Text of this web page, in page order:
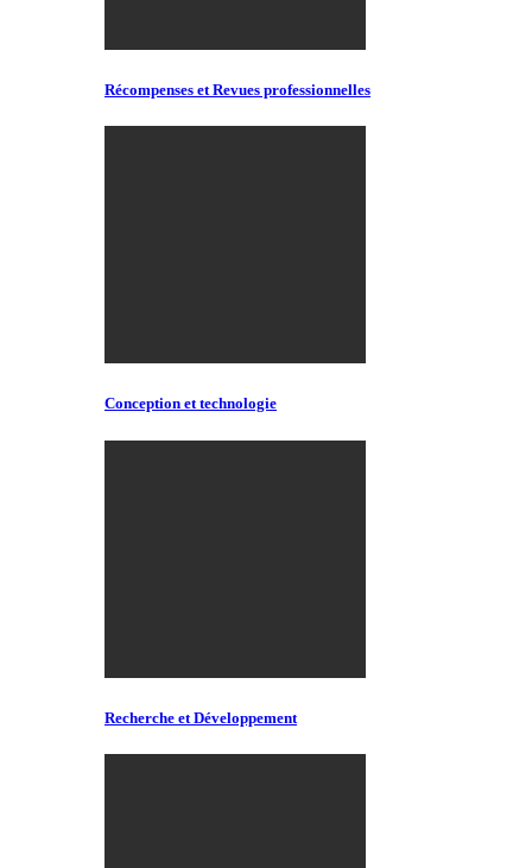
Récompenses et Revues professionnelles
Conception et technologie
Recherche et Développement